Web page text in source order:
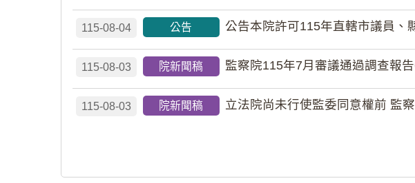
115-08-04 公告 公告本院許可115年直轄市議員、
115-08-03 院新聞稿 監察院115年7月審議通過調查報
115-08-03 院新聞稿 立法院尚未行使監委同意權前 監察